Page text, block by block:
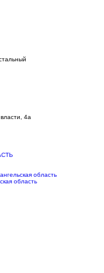
4а
область
область